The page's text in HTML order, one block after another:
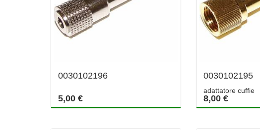
0030102196
5,00 €
0030102195
adattatore cuffie
8,00 €